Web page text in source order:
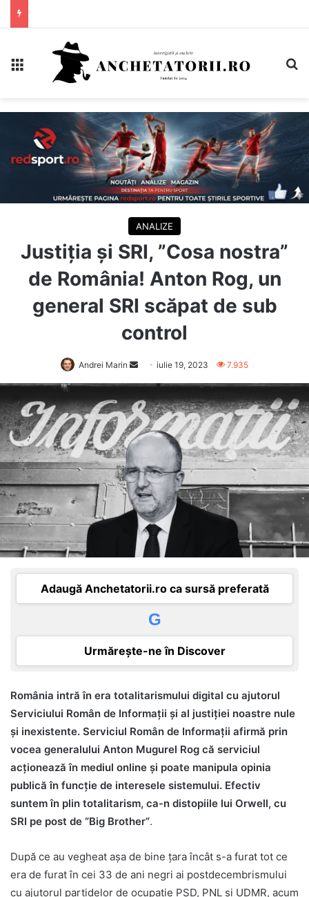
ANALIZE
Justiția și SRI, ”Cosa nostra”
de România! Anton Rog, un
general SRI scăpat de sub
control
Andrei Marin
Send
an
email
iulie 19, 2023 7.935
Adaugă Anchetatorii.ro ca sursă preferată
G
Urmărește-ne în Discover
România intră în era totalitarismului digital cu ajutorul
Serviciului Român de Informații și al justiției noastre nule
și inexistente. Serviciul Român de Informații afirmă prin
vocea generalului Anton Mugurel Rog că serviciul
acționează în mediul online și poate manipula opinia
publică în funcție de interesele sistemului. Efectiv
suntem în plin totalitarism, ca-n distopiile lui Orwell, cu
SRI pe post de “Big Brother”.
După ce au vegheat așa de bine țara încât s-a furat tot ce
era de furat în cei 33 de ani negri ai postdecembrismului
cu ajutorul partidelor de ocupație PSD, PNL și UDMR, acum